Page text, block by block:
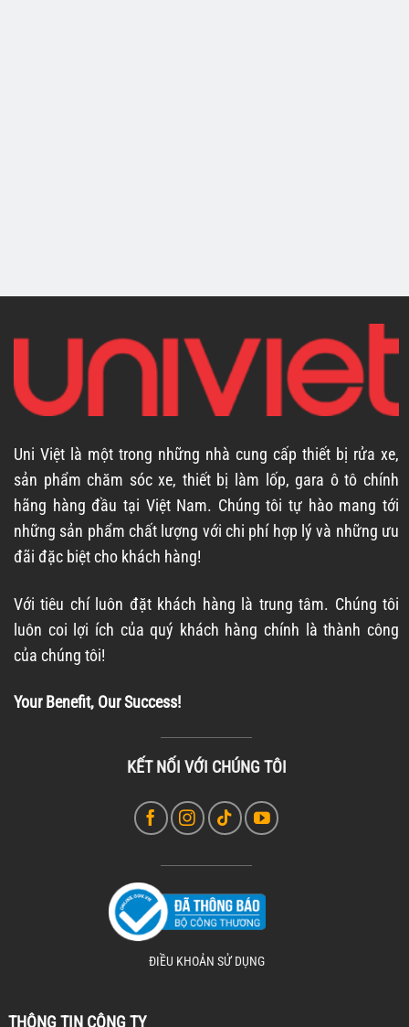
Uni Việt là một trong những nhà cung cấp thiết bị rửa xe,
sản phẩm chăm sóc xe, thiết bị làm lốp, gara ô tô chính
hãng hàng đầu tại Việt Nam. Chúng tôi tự hào mang tới
những sản phẩm chất lượng với chi phí hợp lý và những ưu
đãi đặc biệt cho khách hàng!
Với tiêu chí luôn đặt khách hàng là trung tâm. Chúng tôi
luôn coi lợi ích của quý khách hàng chính là thành công
của chúng tôi!
Your Benefit, Our Success!
KẾT NỐI VỚI CHÚNG TÔI
ĐIỀU KHOẢN SỬ DỤNG
THÔNG TIN CÔNG TY